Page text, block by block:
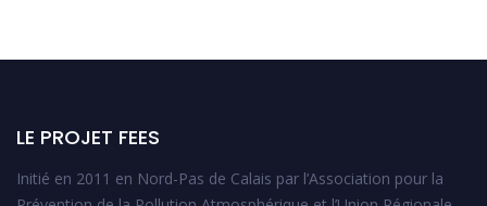
LE PROJET FEES
Initié en 2011 en Nord-Pas de Calais par l’Association pour la